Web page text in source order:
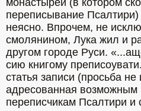
монастырей (в котором
переписывание
неясно. Впрочем, не
смолянином, Лука жил и
другом городе Руси.
сию книгому
статья записи (просьба не
адресованная
переписчикам Псалтири